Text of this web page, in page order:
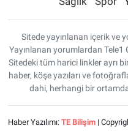
Sitede yayınlanan içerik ve
Yayınlanan yorumlardan
Sitedeki tüm harici linkler ayrı
haber, köşe yazıları ve
dahi, herhangi bir
Haber Yazılımı: TE Bilişim|